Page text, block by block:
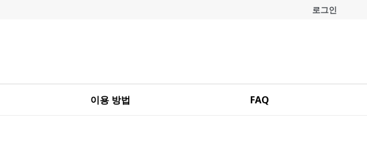
로그인
이용 방법 FAQ